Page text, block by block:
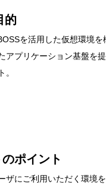
的
を活用した仮想環境
アプリケーション基盤を
。
ポイント
ザにご利用いただく環境